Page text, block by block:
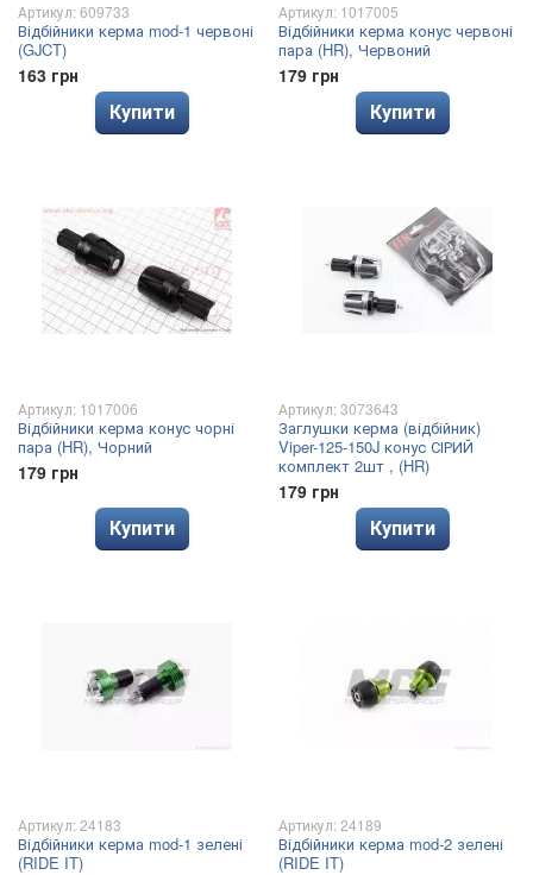
Артикул: 609733
Відбійники керма mod-1 червоні
(GJCT)
163 грн
Купити
Артикул: 1017005
Відбійники керма конус червоні
пара (HR), Червоний
179 грн
Купити
Артикул: 1017006
Відбійники керма конус чорні
пара (HR), Чорний
179 грн
Купити
Артикул: 3073643
Заглушки керма (відбійник)
Viper-125-150J конус СІРИЙ
комплект 2шт , (HR)
179 грн
Купити
Артикул: 24183
Відбійники керма mod-1 зелені
(RIDE IT)
Артикул: 24189
Відбійники керма mod-2 зелені
(RIDE IT)